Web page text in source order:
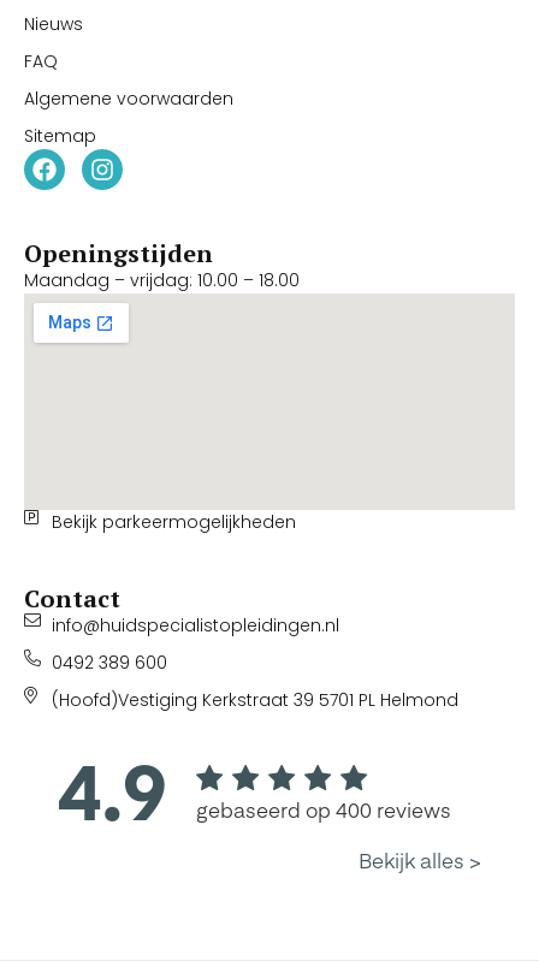
Nieuws
FAQ
Algemene voorwaarden
Sitemap
Openingstijden
Maandag – vrijdag: 10.00 – 18.00
Bekijk parkeermogelijkheden
Contact
info@huidspecialistopleidingen.nl
0492 389 600
(Hoofd)Vestiging Kerkstraat 39 5701 PL Helmond